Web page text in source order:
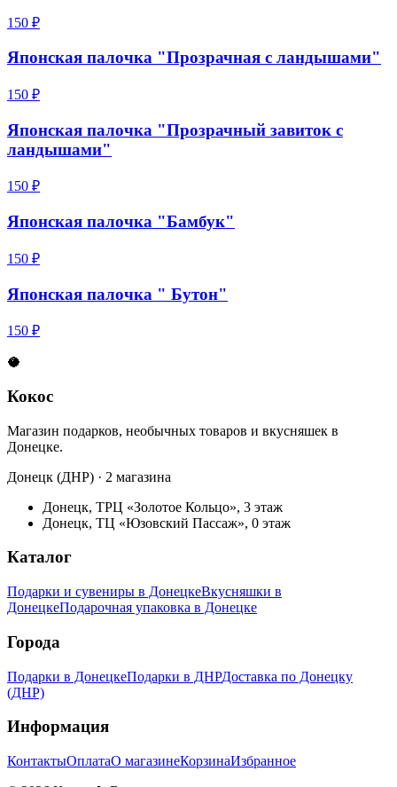
150 ₽
Японская палочка "Прозрачная с ландышами"
150 ₽
Японская палочка "Прозрачный завиток с
ландышами"
150 ₽
Японская палочка "Бамбук"
150 ₽
Японская палочка " Бутон"
150 ₽
🥥
Кокос
Магазин подарков, необычных товаров и вкусняшек в
Донецке.
Донецк (ДНР) · 2 магазина
Донецк, ТРЦ «Золотое Кольцо», 3 этаж
Донецк, ТЦ «Юзовский Пассаж», 0 этаж
Каталог
Подарки и сувениры в ДонецкеВкусняшки в
ДонецкеПодарочная упаковка в Донецке
Города
Подарки в ДонецкеПодарки в ДНРДоставка по Донецку
(ДНР)
Информация
КонтактыОплатаО магазинеКорзинаИзбранное